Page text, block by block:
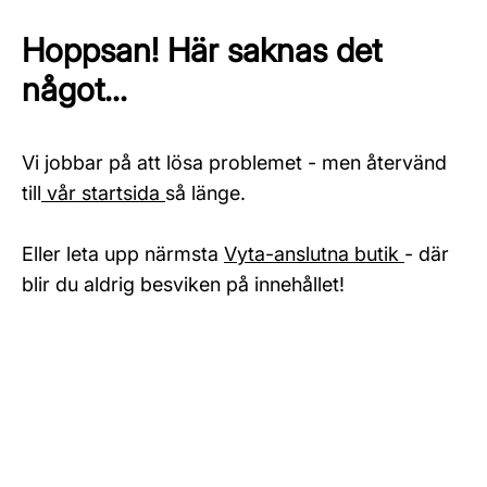
Hoppsan! Här saknas det
något...
Vi jobbar på att lösa problemet - men återvänd
till vår startsida så länge.
Eller leta upp närmsta Vyta-anslutna butik - där
blir du aldrig besviken på innehållet!